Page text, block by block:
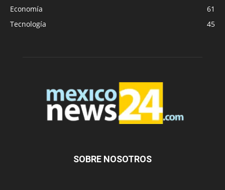
Economía
61
Tecnología
45
SOBRE NOSOTROS